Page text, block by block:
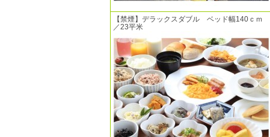
【禁煙】デラックスダブル ベッド幅140ｃｍ
／23平米